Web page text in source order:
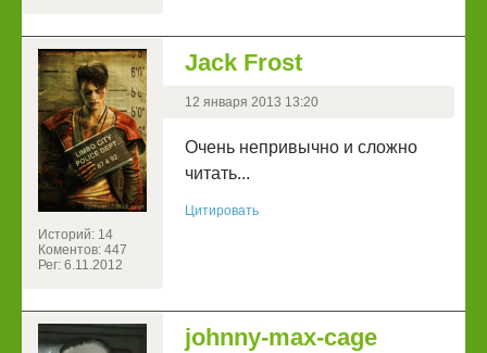
Историй: 14
Коментов: 447
Рег: 6.11.2012
Jack Frost
12 января 2013 13:20
Очень непривычно и сложно
читать...
Цитировать
johnny-max-cage